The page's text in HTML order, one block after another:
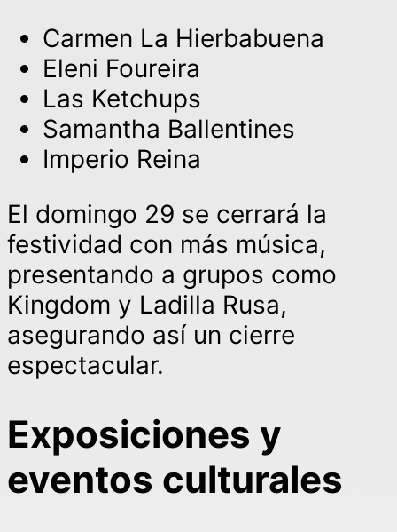
Carmen La Hierbabuena
Eleni Foureira
Las Ketchups
Samantha Ballentines
Imperio Reina
El domingo 29 se cerrará la
festividad con más música,
presentando a grupos como
Kingdom y Ladilla Rusa,
asegurando así un cierre
espectacular.
Exposiciones y
eventos culturales